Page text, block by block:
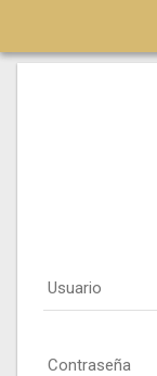
Usuario
Contraseña